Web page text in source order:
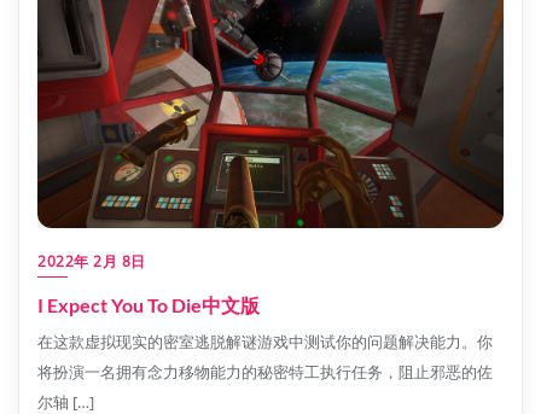
2022年 2月 8日
I Expect You To Die中文版
在这款虚拟现实的密室逃脱解谜游戏中测试你的问题解决能力。你
将扮演一名拥有念力移物能力的秘密特工执行任务，阻止邪恶的佐
尔轴 […]